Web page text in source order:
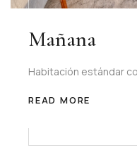
Mañana
Habitación estándar
READ MORE